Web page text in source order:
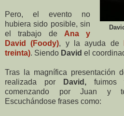
Pero, el evento no
hubiera sido posible, sin
el trabajo de Ana y
David (Foody), y la ayuda de
treinta). Siendo David el
Tras la magnífica presentación
realizada por
David,fuimos
comenzando por Juan y
Escuchándose frases como: